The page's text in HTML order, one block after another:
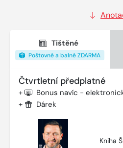
Tištěné
Poštovné a balné ZDARMA
Čtvrtletní předplatné
+ Bonus navíc -
+ Dárek
Kniha